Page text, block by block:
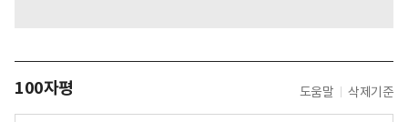
100자평 도움말 삭제기준